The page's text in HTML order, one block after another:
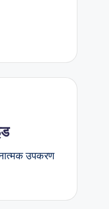
उपकरण